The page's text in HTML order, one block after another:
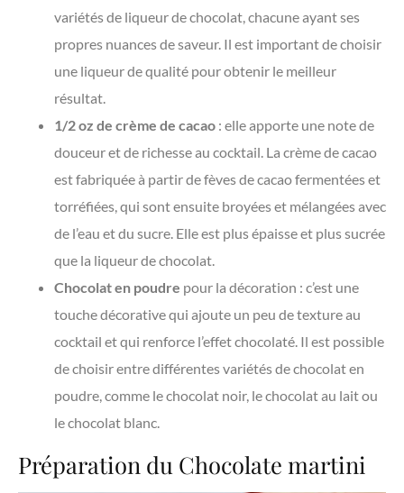
variétés de liqueur de chocolat, chacune ayant ses
propres nuances de saveur. Il est important de choisir
une liqueur de qualité pour obtenir le meilleur
résultat.
1/2 oz de crème de cacao : elle apporte une note de
douceur et de richesse au cocktail. La crème de cacao
est fabriquée à partir de fèves de cacao fermentées et
torréfiées, qui sont ensuite broyées et mélangées avec
de l’eau et du sucre. Elle est plus épaisse et plus sucrée
que la liqueur de chocolat.
Chocolat en poudre pour la décoration : c’est une
touche décorative qui ajoute un peu de texture au
cocktail et qui renforce l’effet chocolaté. Il est possible
de choisir entre différentes variétés de chocolat en
poudre, comme le chocolat noir, le chocolat au lait ou
le chocolat blanc.
Préparation du Chocolate martini